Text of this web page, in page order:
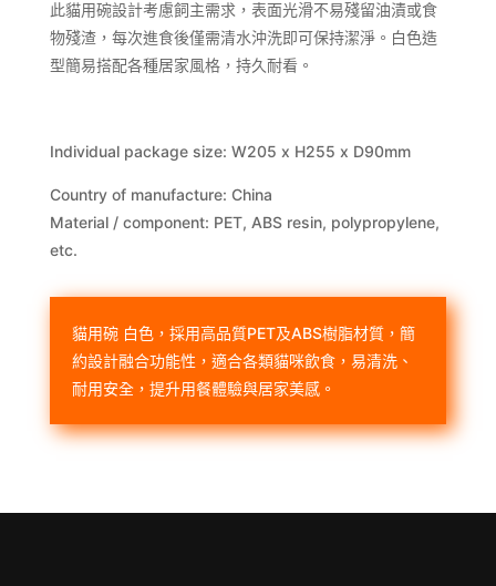
此貓用碗設計考慮飼主需求，表面光滑不易殘留油漬或食
物殘渣，每次進食後僅需清水沖洗即可保持潔淨。白色造
型簡易搭配各種居家風格，持久耐看。
Individual package size: W205 x H255 x D90mm
Country of manufacture: China
Material / component: PET, ABS resin, polypropylene,
etc.
貓用碗 白色，採用高品質PET及ABS樹脂材質，簡
約設計融合功能性，適合各類貓咪飲食，易清洗、
耐用安全，提升用餐體驗與居家美感。